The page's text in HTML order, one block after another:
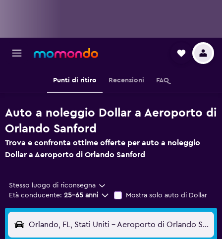
Punti di ritiro Recensioni FAQ
Auto a noleggio Dollar a Aeroporto di
Orlando Sanford
Trova e confronta ottime offerte per auto a noleggio
Dollar a Aeroporto di Orlando Sanford
Stesso luogo di riconsegna
Età conducente: 25-65 anni Mostra solo auto di Dollar
Orlando, FL, Stati Uniti - Aeroporto di Orlando Sanford (SFB)